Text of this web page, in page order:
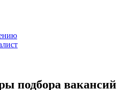
подбора вакансий